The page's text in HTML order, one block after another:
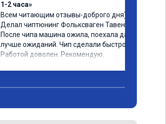
1-2 часа»
Всем читающим отзывы-доброго дня))
Делал чиптюнинг Фольксваген Тавендор.
После чипа машина ожила, поехала даже
лучше ожиданий. Чип сделали быстро.
Работой доволен. Рекомендую.